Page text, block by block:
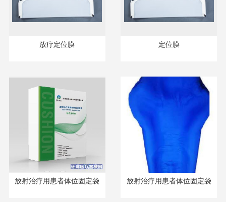
放疗定位膜 定位膜
放射治疗用患者体位固定袋 放射治疗用患者体位固定袋